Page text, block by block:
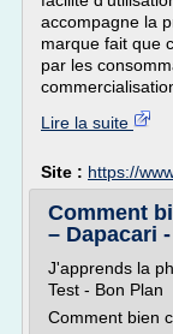
accompagne la
marque fait que
par les
Lire la suite
Site : https://
Comment
– Dapacari
J'apprends la
Test - Bon Plan
Comment bien